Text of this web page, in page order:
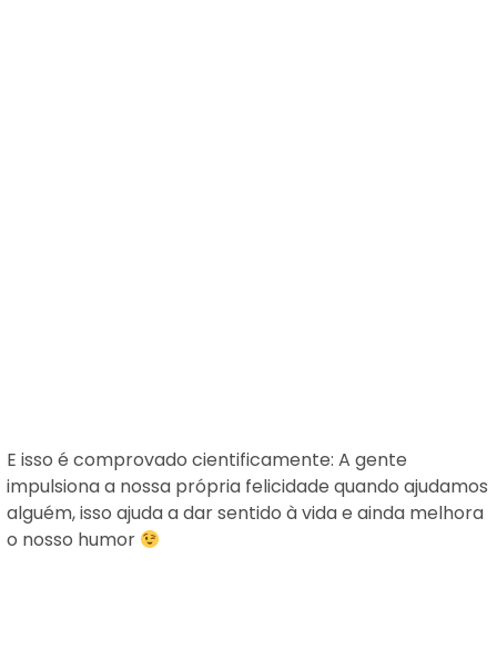
E isso é comprovado cientificamente: A gente
impulsiona a nossa própria felicidade quando ajudamos
alguém, isso ajuda a dar sentido à vida e ainda melhora
o nosso humor